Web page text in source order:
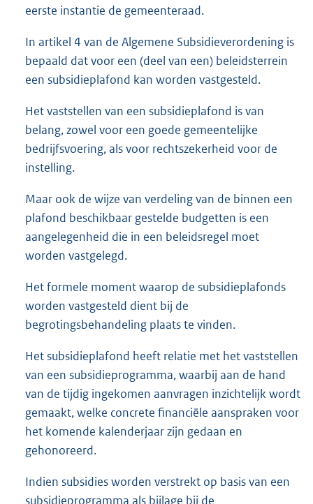
eerste instantie de gemeenteraad.
In artikel 4 van de Algemene Subsidieverordening is
bepaald dat voor een (deel van een) beleidsterrein
een subsidieplafond kan worden vastgesteld.
Het vaststellen van een subsidieplafond is van
belang, zowel voor een goede gemeentelijke
bedrijfsvoering, als voor rechtszekerheid voor de
instelling.
Maar ook de wijze van verdeling van de binnen een
plafond beschikbaar gestelde budgetten is een
aangelegenheid die in een beleidsregel moet
worden vastgelegd.
Het formele moment waarop de subsidieplafonds
worden vastgesteld dient bij de
begrotingsbehandeling plaats te vinden.
Het subsidieplafond heeft relatie met het vaststellen
van een subsidieprogramma, waarbij aan de hand
van de tijdig ingekomen aanvragen inzichtelijk wordt
gemaakt, welke concrete financiële aanspraken voor
het komende kalenderjaar zijn gedaan en
gehonoreerd.
Indien subsidies worden verstrekt op basis van een
subsidieprogramma als bijlage bij de